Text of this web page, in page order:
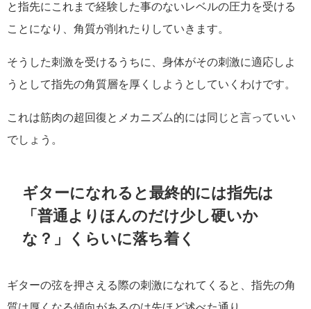
と指先にこれまで経験した事のないレベルの圧力を受ける
ことになり、角質が削れたりしていきます。
そうした刺激を受けるうちに、身体がその刺激に適応しよ
うとして指先の角質層を厚くしようとしていくわけです。
これは筋肉の超回復とメカニズム的には同じと言っていい
でしょう。
ギターになれると最終的には指先は
「普通よりほんのだけ少し硬いか
な？」くらいに落ち着く
ギターの弦を押さえる際の刺激になれてくると、指先の角
質は厚くなる傾向があるのは先ほど述べた通り。